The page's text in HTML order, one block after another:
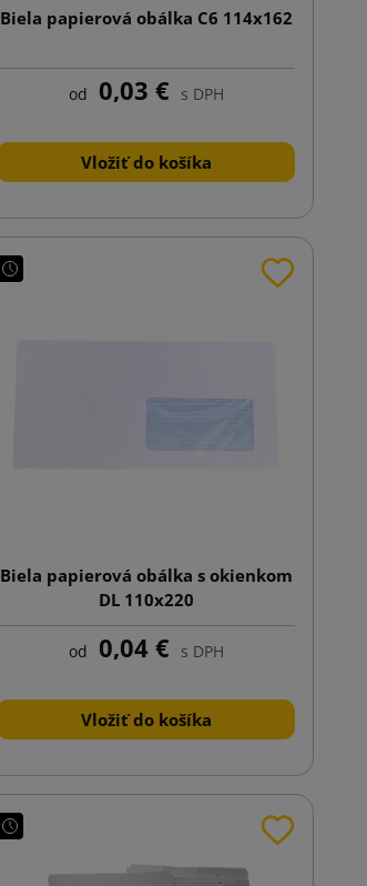
Biela papierová obálka C6 114x162
od 0,03 € s DPH
Vložiť do košíka
Biela papierová obálka s okienkom
DL 110x220
od 0,04 € s DPH
Vložiť do košíka